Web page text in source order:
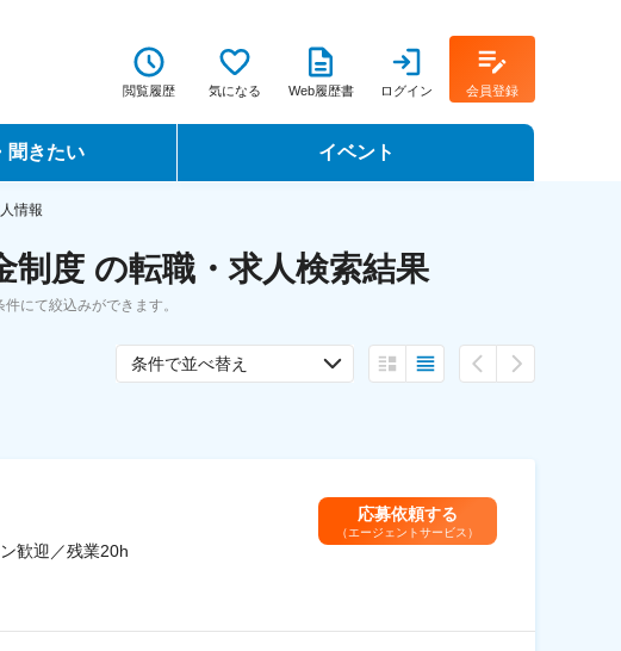
閲覧履歴 気になる Web履歴書 ログイン 会員登録
聞きたい イベント
転職フェア
情報
制度 の転職・求人検索結果
にて絞込みができます。
条件で並べ替え
歓迎／残業20h
応募依頼する
（エージェントサービス）